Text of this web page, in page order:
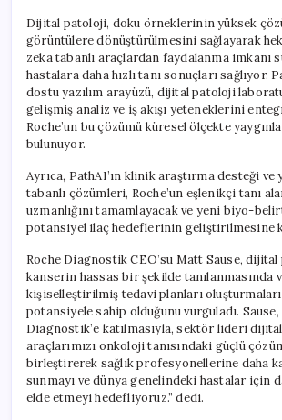
Dijital patoloji, doku örneklerinin yüksek
görüntülere dönüştürülmesini sağlayarak
zeka tabanlı araçlardan faydalanma imkanı
hastalara daha hızlı tanı sonuçları sağlıyor.
dostu yazılım arayüzü, dijital patoloji
gelişmiş analiz ve iş akışı yeteneklerini
Roche’un bu çözümü küresel ölçekte
bulunuyor.
Ayrıca, PathAI’ın klinik araştırma desteği ve
tabanlı çözümleri, Roche’un eşlenikçi tanı
uzmanlığını tamamlayacak ve yeni biyo-
potansiyel ilaç hedeflerinin geliştirilmesine
Roche Diagnostik CEO’su Matt Sause,
kanserin hassas bir şekilde tanılanmasında
kişiselleştirilmiş tedavi planları
potansiyele sahip olduğunu vurguladı. Sause,
Diagnostik’e katılmasıyla, sektör lideri
araçlarımızı onkoloji tanısındaki güçlü
birleştirerek sağlık profesyonellerine daha
sunmayı ve dünya genelindeki hastalar için
elde etmeyi hedefliyoruz.” dedi.